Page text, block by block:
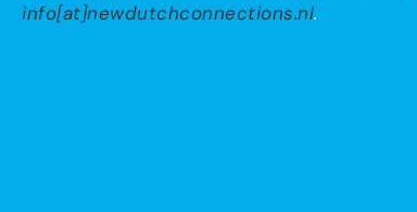
info[at]newdutchconnections.nl.